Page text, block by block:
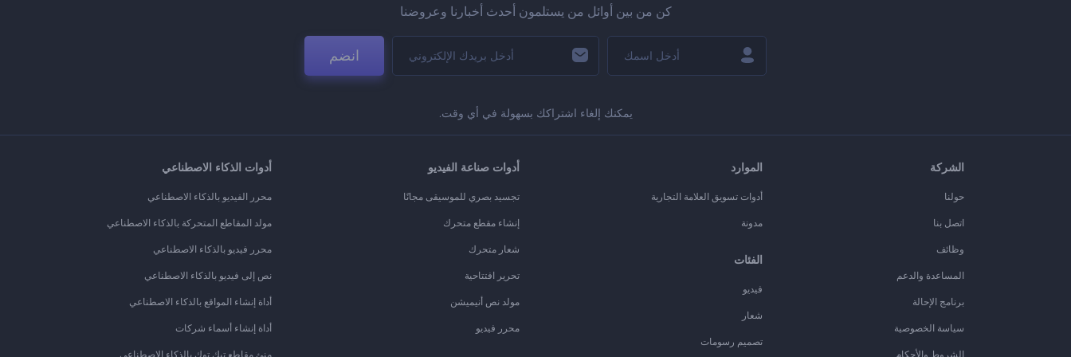
كن من بين أوائل من يستلمون أحدث أخبارنا وعروضنا
انضم
يمكنك إلغاء اشتراكك بسهولة في أي وقت.
الشركة
حولنا
اتصل بنا
وظائف
المساعدة والدعم
برنامج الإحالة
سياسة الخصوصية
الشروط والأحكام
الموارد
أدوات تسويق العلامة التجارية
مدونة
الفئات
فيديو
شعار
تصميم رسومات
أدوات صناعة الفيديو
تجسيد بصري للموسيقى مجانًا
إنشاء مقطع متحرك
شعار متحرك
تحرير افتتاحية
مولد نص أنيميشن
محرر فيديو
أدوات الذكاء الاصطناعي
محرر الفيديو بالذكاء الاصطناعي
مولد المقاطع المتحركة بالذكاء الاصطناعي
محرر فيديو بالذكاء الاصطناعي
نص إلى فيديو بالذكاء الاصطناعي
أداة إنشاء المواقع بالذكاء الاصطناعي
أداة إنشاء أسماء شركات
منئ مقاطع تيك توك بالذكاء الاصطناعي